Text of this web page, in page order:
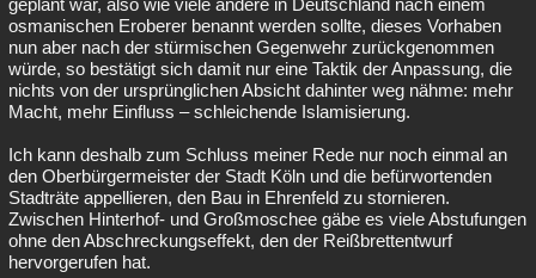
geplant war, also wie viele andere in Deutschland nach einem
osmanischen Eroberer benannt werden sollte, dieses Vorhaben
nun aber nach der stürmischen Gegenwehr zurückgenommen
würde, so bestätigt sich damit nur eine Taktik der Anpassung, die
nichts von der ursprünglichen Absicht dahinter weg nähme: mehr
Macht, mehr Einfluss – schleichende Islamisierung.
Ich kann deshalb zum Schluss meiner Rede nur noch einmal an
den Oberbürgermeister der Stadt Köln und die befürwortenden
Stadträte appellieren, den Bau in Ehrenfeld zu stornieren.
Zwischen Hinterhof- und Großmoschee gäbe es viele Abstufungen
ohne den Abschreckungseffekt, den der Reißbrettentwurf
hervorgerufen hat.